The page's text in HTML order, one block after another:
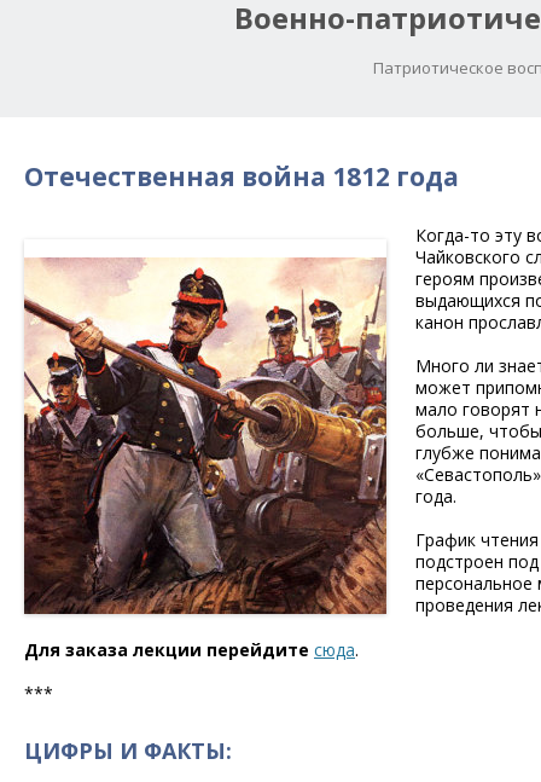
Военно-
Патриотическое
Отечественная война 1812 года
Когда-то эту
Чайковского
героям
выдающихся
канон
Много ли
может
мало говорят
больше,
глубже
года.
График
подстроен
персональное
проведения
Для заказа лекции перейдите сюда.
***
ЦИФРЫ И ФАКТЫ: